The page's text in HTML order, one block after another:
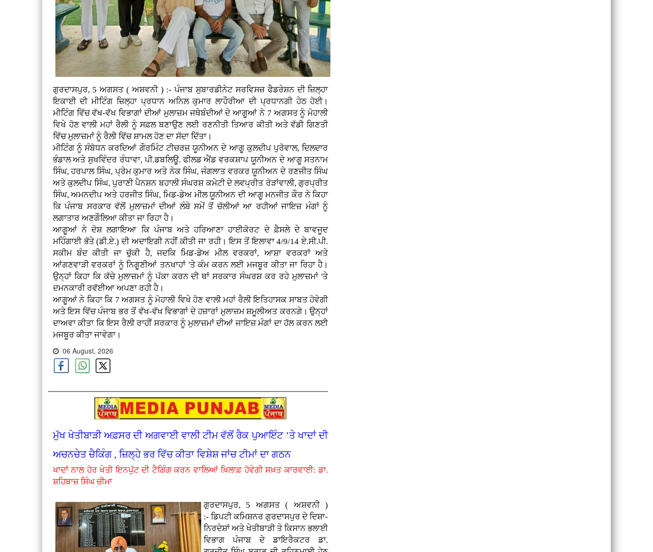
ਗੁਰਦਾਸਪੁਰ, 5 ਅਗਸਤ ( ਅਸ਼ਵਨੀ ) :-ਪੰਜਾਬ ਸੁਬਾਰਡੀਨੇਟ ਸਰਵਿਸਜ਼ ਫੈਡਰੇਸ਼ਨ ਦੀ ਜ਼ਿਲ੍ਹਾ
ਇਕਾਈ ਦੀ ਮੀਟਿੰਗ ਜ਼ਿਲ੍ਹਾ ਪ੍ਰਧਾਨ ਅਨਿਲ ਕੁਮਾਰ ਲਾਹੌਰੀਆ ਦੀ ਪ੍ਰਧਾਨਗੀ ਹੇਠ ਹੋਈ।
ਮੀਟਿੰਗ ਵਿੱਚ ਵੱਖ-ਵੱਖ ਵਿਭਾਗਾਂ ਦੀਆਂ ਮੁਲਾਜ਼ਮ ਜਥੇਬੰਦੀਆਂ ਦੇ ਆਗੂਆਂ ਨੇ 7 ਅਗਸਤ ਨੂੰ ਮੋਹਾਲੀ
ਵਿਖੇ ਹੋਣ ਵਾਲੀ ਮਹਾਂ ਰੈਲੀ ਨੂੰ ਸਫ਼ਲ ਬਣਾਉਣ ਲਈ ਰਣਨੀਤੀ ਤਿਆਰ ਕੀਤੀ ਅਤੇ ਵੱਡੀ ਗਿਣਤੀ
ਵਿੱਚ ਮੁਲਾਜ਼ਮਾਂ ਨੂੰ ਰੈਲੀ ਵਿੱਚ ਸ਼ਾਮਲ ਹੋਣ ਦਾ ਸੱਦਾ ਦਿੱਤਾ।
ਮੀਟਿੰਗ ਨੂੰ ਸੰਬੋਧਨ ਕਰਦਿਆਂ ਗੌਰਮਿੰਟ ਟੀਚਰਜ਼ ਯੂਨੀਅਨ ਦੇ ਆਗੂ ਕੁਲਦੀਪ ਪੁਰੋਵਾਲ, ਦਿਲਦਾਰ
ਭੰਡਾਲ ਅਤੇ ਸੁਖਵਿੰਦਰ ਰੰਧਾਵਾ, ਪੀ.ਡਬਲਿਊ. ਫੀਲਡ ਐਂਡ ਵਰਕਸ਼ਾਪ ਯੂਨੀਅਨ ਦੇ ਆਗੂ ਸਤਨਾਮ
ਸਿੰਘ, ਹਰਪਾਲ ਸਿੰਘ, ਪ੍ਰੇਮ ਕੁਮਾਰ ਅਤੇ ਨੇਕ ਸਿੰਘ, ਜੰਗਲਾਤ ਵਰਕਰ ਯੂਨੀਅਨ ਦੇ ਰਣਜੀਤ ਸਿੰਘ
ਅਤੇ ਕੁਲਦੀਪ ਸਿੰਘ, ਪੁਰਾਣੀ ਪੈਨਸ਼ਨ ਬਹਾਲੀ ਸੰਘਰਸ਼ ਕਮੇਟੀ ਦੇ ਲਵਪ੍ਰੀਤ ਰੋੜਾਂਵਾਲੀ, ਗੁਰਪ੍ਰੀਤ
ਸਿੰਘ, ਅਮਨਦੀਪ ਅਤੇ ਹਰਜੀਤ ਸਿੰਘ, ਮਿਡ-ਡੇਅ ਮੀਲ ਯੂਨੀਅਨ ਦੀ ਆਗੂ ਮਨਜੀਤ ਕੌਰ ਨੇ ਕਿਹਾ
ਕਿ ਪੰਜਾਬ ਸਰਕਾਰ ਵੱਲੋਂ ਮੁਲਾਜ਼ਮਾਂ ਦੀਆਂ ਲੰਬੇ ਸਮੇਂ ਤੋਂ ਚੱਲੀਆਂ ਆ ਰਹੀਆਂ ਜਾਇਜ਼ ਮੰਗਾਂ ਨੂੰ
ਲਗਾਤਾਰ ਅਣਗੌਲਿਆ ਕੀਤਾ ਜਾ ਰਿਹਾ ਹੈ।
ਆਗੂਆਂ ਨੇ ਦੋਸ਼ ਲਗਾਇਆ ਕਿ ਪੰਜਾਬ ਅਤੇ ਹਰਿਆਣਾ ਹਾਈਕੋਰਟ ਦੇ ਫ਼ੈਸਲੇ ਦੇ ਬਾਵਜੂਦ
ਮਹਿੰਗਾਈ ਭੱਤੇ (ਡੀ.ਏ.) ਦੀ ਅਦਾਇਗੀ ਨਹੀਂ ਕੀਤੀ ਜਾ ਰਹੀ। ਇਸ ਤੋਂ ਇਲਾਵਾ 4/9/14 ਏ.ਸੀ.ਪੀ.
ਸਕੀਮ ਬੰਦ ਕੀਤੀ ਜਾ ਚੁੱਕੀ ਹੈ, ਜਦਕਿ ਮਿਡ-ਡੇਅ ਮੀਲ ਵਰਕਰਾਂ, ਆਸ਼ਾ ਵਰਕਰਾਂ ਅਤੇ
ਆਂਗਣਵਾੜੀ ਵਰਕਰਾਂ ਨੂੰ ਨਿਗੂਣੀਆਂ ਤਨਖਾਹਾਂ 'ਤੇ ਕੰਮ ਕਰਨ ਲਈ ਮਜਬੂਰ ਕੀਤਾ ਜਾ ਰਿਹਾ ਹੈ।
ਉਨ੍ਹਾਂ ਕਿਹਾ ਕਿ ਕੱਚੇ ਮੁਲਾਜ਼ਮਾਂ ਨੂੰ ਪੱਕਾ ਕਰਨ ਦੀ ਥਾਂ ਸਰਕਾਰ ਸੰਘਰਸ਼ ਕਰ ਰਹੇ ਮੁਲਾਜ਼ਮਾਂ 'ਤੇ
ਦਮਨਕਾਰੀ ਰਵੱਈਆ ਅਪਣਾ ਰਹੀ ਹੈ।
ਆਗੂਆਂ ਨੇ ਕਿਹਾ ਕਿ 7 ਅਗਸਤ ਨੂੰ ਮੋਹਾਲੀ ਵਿਖੇ ਹੋਣ ਵਾਲੀ ਮਹਾਂ ਰੈਲੀ ਇਤਿਹਾਸਕ ਸਾਬਤ ਹੋਵੇਗੀ
ਅਤੇ ਇਸ ਵਿੱਚ ਪੰਜਾਬ ਭਰ ਤੋਂ ਵੱਖ-ਵੱਖ ਵਿਭਾਗਾਂ ਦੇ ਹਜ਼ਾਰਾਂ ਮੁਲਾਜ਼ਮ ਸ਼ਮੂਲੀਅਤ ਕਰਨਗੇ। ਉਨ੍ਹਾਂ
ਦਾਅਵਾ ਕੀਤਾ ਕਿ ਇਸ ਰੈਲੀ ਰਾਹੀਂ ਸਰਕਾਰ ਨੂੰ ਮੁਲਾਜ਼ਮਾਂ ਦੀਆਂ ਜਾਇਜ਼ ਮੰਗਾਂ ਦਾ ਹੱਲ ਕਰਨ ਲਈ
ਮਜਬੂਰ ਕੀਤਾ ਜਾਵੇਗਾ।
06 August, 2026
ਮੁੱਖ ਖੇਤੀਬਾੜੀ ਅਫ਼ਸਰ ਦੀ ਅਗਵਾਈ ਵਾਲੀ ਟੀਮ ਵੱਲੋਂ ਰੈਕ ਪੁਆਇੰਟ ’ਤੇ ਖਾਦਾਂ ਦੀ
ਅਚਨਚੇਤ ਚੈਕਿੰਗ , ਜ਼ਿਲ੍ਹੇ ਭਰ ਵਿੱਚ ਕੀਤਾ ਵਿਸ਼ੇਸ਼ ਜਾਂਚ ਟੀਮਾਂ ਦਾ ਗਠਨ
ਖਾਦਾਂ ਨਾਲ ਹੋਰ ਖੇਤੀ ਇਨਪੁੱਟ ਦੀ ਟੈਗਿੰਗ ਕਰਨ ਵਾਲਿਆਂ ਖ਼ਿਲਾਫ਼ ਹੋਵੇਗੀ ਸਖ਼ਤ ਕਾਰਵਾਈ: ਡਾ.
ਸ਼ਹਿਬਾਜ਼ ਸਿੰਘ ਚੀਮਾ
ਗੁਰਦਾਸਪੁਰ, 5 ਅਗਸਤ ( ਅਸ਼ਵਨੀ )
:- ਡਿਪਟੀ ਕਮਿਸ਼ਨਰ ਗੁਰਦਾਸਪੁਰ ਦੇ ਦਿਸ਼ਾ-
ਨਿਰਦੇਸ਼ਾਂ ਅਤੇ ਖੇਤੀਬਾੜੀ ਤੇ ਕਿਸਾਨ ਭਲਾਈ
ਵਿਭਾਗ ਪੰਜਾਬ ਦੇ ਡਾਇਰੈਕਟਰ ਡਾ.